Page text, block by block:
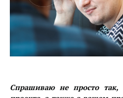
Спрашиваю не просто